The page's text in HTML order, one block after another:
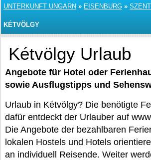
UNTERKUNFT UNGARN » EISENBURG »
KÉTVÖLGY
Kétvölgy Urlaub
Angebote für Hotel oder
sowie Ausflugstipps und
Urlaub in Kétvölgy? Die benötigte
dafür entdeckt der Urlauber auf
Die Angebote der bezahlbaren
lokalen Hostels und Hotels
an individuell Reisende. Weiter